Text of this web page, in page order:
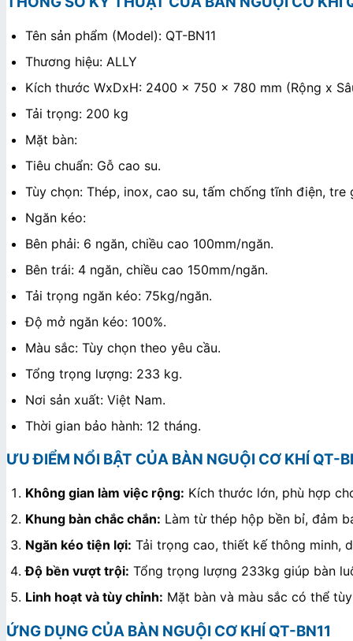
Tên sản phẩm (Model): QT-BN11
Thương hiệu: ALLY
Kích thước WxDxH: 2400 x 750 x 780 mm (Rộng x
Tải trọng: 200 kg
Mặt bàn:
Tiêu chuẩn: Gỗ cao su.
Tùy chọn: Thép, inox, cao su, tấm chống tĩnh điện, tre
Ngăn kéo:
Bên phải: 6 ngăn, chiều cao 100mm/ngăn.
Bên trái: 4 ngăn, chiều cao 150mm/ngăn.
Tải trọng ngăn kéo: 75kg/ngăn.
Độ mở ngăn kéo: 100%.
Màu sắc: Tùy chọn theo yêu cầu.
Tổng trọng lượng: 233 kg.
Nơi sản xuất: Việt Nam.
Thời gian bảo hành: 12 tháng.
ƯU ĐIỂM NỔI BẬT CỦA BÀN NGUỘI CƠ KHÍ QT-
Không gian làm việc rộng: Kích thước lớn, phù hợp
Khung bàn chắc chắn: Làm từ thép hộp bền bỉ, đảm
Ngăn kéo tiện lợi: Tải trọng cao, thiết kế thông minh,
Độ bền vượt trội: Tổng trọng lượng 233kg giúp bàn
Linh hoạt và tùy chỉnh: Mặt bàn và màu sắc có thể
ỨNG DỤNG CỦA BÀN NGUỘI CƠ KHÍ QT-BN11